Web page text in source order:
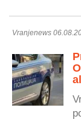
Vranjenews